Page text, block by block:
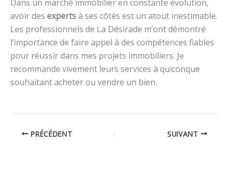
Dans un marché immobilier en constante évolution,
avoir des expertsà ses côtés est un atout inestimable.
Les professionnels de La Désirade m’ont démontré
l’importance de faire appel à des compétences fiables
pour réussir dans mes projets immobiliers. Je
recommande vivement leurs services à quiconque
souhaitant acheter ou vendre un bien.
PRÉCÉDENT SUIVANT